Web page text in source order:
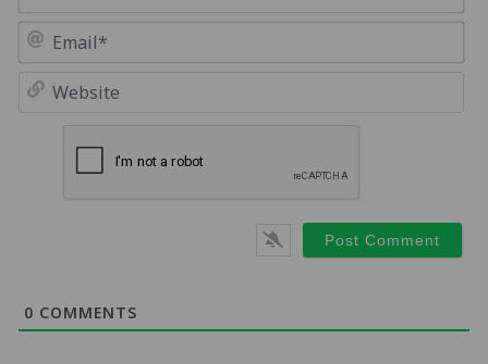
0 COMMENTS